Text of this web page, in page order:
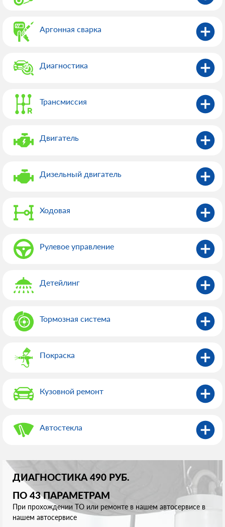
Аргонная сварка
Диагностика
Трансмиссия
Двигатель
Дизельный двигатель
Ходовая
Рулевое управление
Детейлинг
Тормозная система
Покраска
Кузовной ремонт
Автостекла
ДИАГНОСТИКА 490 РУБ.
ПО 43 ПАРАМЕТРАМ
При прохождении ТО или ремонте в нашем автосервисе в
нашем автосервисе